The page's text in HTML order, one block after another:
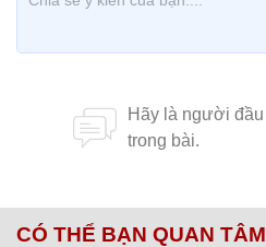
CÓ THỂ BẠN QUAN TÂM